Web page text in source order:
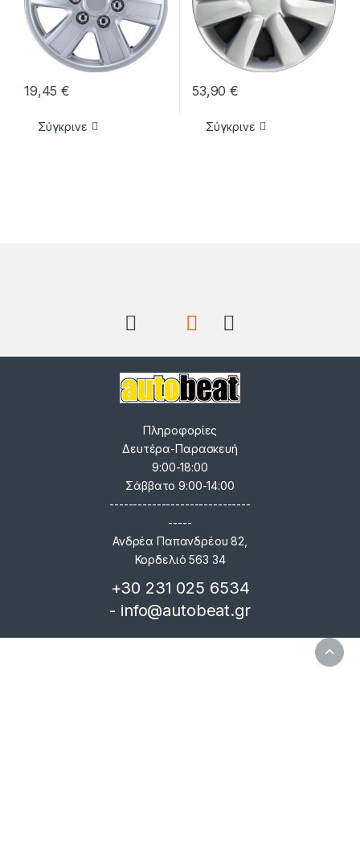
19,45€
Σύγκρινε
53,90€
Σύγκρινε
Πληροφορίες
Δευτέρα-Παρασκευή
9:00-18:00
Σάββατο 9:00-14:00
------------------------------
-----
Ανδρέα Παπανδρέου 82,
Κορδελιό 563 34
+30 231 025 6534
- info@autobeat.gr